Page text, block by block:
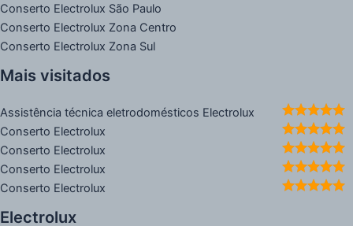
Conserto Electrolux São Paulo
Conserto Electrolux Zona Centro
Conserto Electrolux Zona Sul
Mais visitados
Assistência técnica eletrodomésticos Electrolux
Conserto Electrolux
Conserto Electrolux
Conserto Electrolux
Conserto Electrolux
Electrolux